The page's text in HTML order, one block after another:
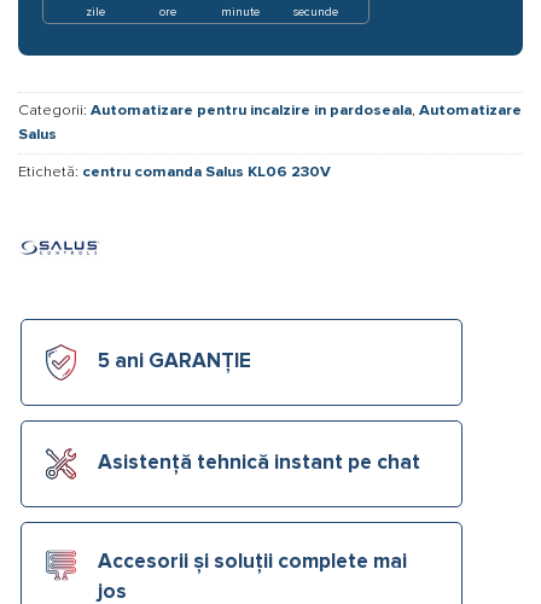
zile ore minute secunde
Categorii: Automatizare pentru incalzire in pardoseala, Automatizare
Salus
Etichetă: centru comanda Salus KL06 230V
5 ani GARANȚIE
Asistență tehnică instant pe chat
Accesorii și soluții complete mai
jos